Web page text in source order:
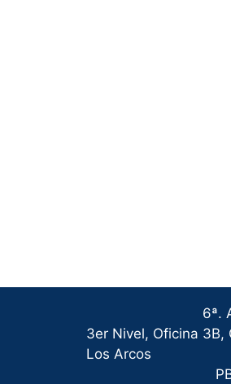
6ª.
3er Nivel, Oficina 3B,
Los Arcos